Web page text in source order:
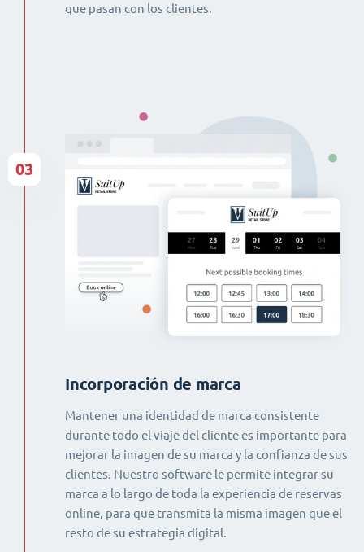
que pasan con los clientes.
Incorporación de marca
Mantener una identidad de marca consistente
durante todo el viaje del cliente es importante para
mejorar la imagen de su marca y la confianza de sus
clientes. Nuestro software le permite integrar su
marca a lo largo de toda la experiencia de reservas
online, para que transmita la misma imagen que el
resto de su estrategia digital.
03